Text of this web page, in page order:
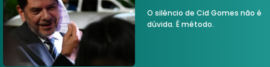
O silêncio de Cid Gomes não é
dúvida. É método.